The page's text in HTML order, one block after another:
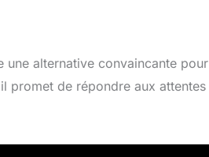
une alternative convaincante pour
promet de répondre aux attentes